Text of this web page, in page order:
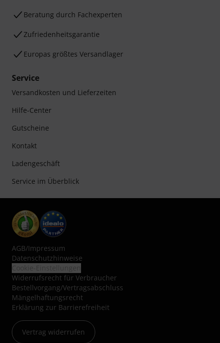
Beratung durch Fachexperten
Zufriedenheitsgarantie
Europas größtes Versandlager
Service
Versandkosten und Lieferzeiten
Hilfe-Center
Gutscheine
Kontakt
Ladengeschäft
Service im Überblick
AGB/Impressum
Datenschutzhinweise
Widerrufsrecht für Verbraucher
Bestellvorgang/Vertragsabschluss
Mängelhaftungsrecht
Erklärung zur Barrierefreiheit
Vertrag widerrufen